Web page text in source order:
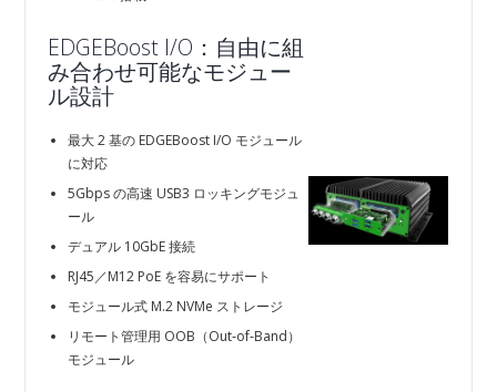
EDGEBoost I/O：自由に組
み合わせ可能なモジュー
ル設計
最大 2 基の EDGEBoost I/O モジュール
に対応
5Gbps の高速 USB3 ロッキングモジュ
ール
デュアル 10GbE 接続
RJ45／M12 PoE を容易にサポート
モジュール式 M.2 NVMe ストレージ
リモート管理用 OOB（Out‑of‑Band）
モジュール